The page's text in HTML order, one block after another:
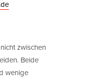
zwischen
Beide
wenige